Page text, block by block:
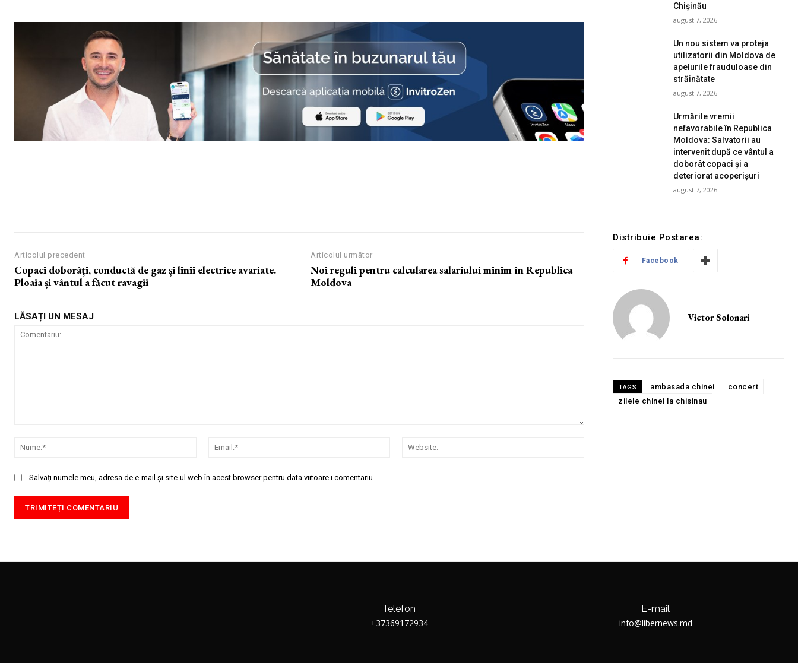
Chișinău
august 7, 2026
Un nou sistem va proteja
utilizatorii din Moldova de
apelurile frauduloase din
străinătate
august 7, 2026
Urmările vremii
nefavorabile în Republica
Moldova: Salvatorii au
intervenit după ce vântul a
doborât copaci și a
deteriorat acoperișuri
august 7, 2026
Articolul precedent
Copaci doborâți, conductă de gaz și linii electrice avariate.
Ploaia și vântul a făcut ravagii
Articolul următor
Noi reguli pentru calcularea salariului minim în Republica
Moldova
LĂSAȚI UN MESAJ
Nume:*
Email:*
Salvați numele meu, adresa de e-mail și site-ul web în acest browser pentru data viitoare i comentariu.
Distribuie Postarea:
Facebook
Victor Solonari
TAGS ambasada chinei
concert
zilele chinei la chisinau
Telefon
+37369172934
E-mail
info@libernews.md